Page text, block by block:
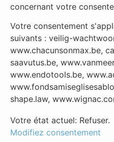
concernant votre
Votre consentement
suivants : veilig-
www.chacunsonmax.be,
saavutus.be,
www.endotools.be,
shape.law,
Votre état ​​actuel: Refuser.
Modifiez consentement